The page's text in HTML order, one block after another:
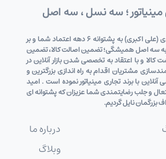
مینیاتور ؛ سه نسل ، سه اصل
شرکت شکوهمند گستر دی (علی اکبری) به پشتوانه 6 دهه اعتماد شما و بر
سه اصل همیشگی؛ تضمین اصالت کالا، تضمین
و با اعتقاد به تخصصی شدن بازار آنلاین در
مشتریان اقدام به راه اندازی بزرگترین و
با برند تجاری مینیاتور نموده است . امید
و جلب رضایتمندی شما عزیزان که پشتوانه ای
نایل گردیم.
درباره ما
وبلاگ